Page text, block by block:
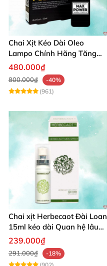
Chai Xịt Kéo Dài Oleo
Lampo Chính Hãng Tăng
Cường Sinh Lý Nam
480.000₫
800.000₫
-40%
(961)
Chai xịt Herbecaot Đài Loan
15ml kéo dài Quan hệ lâu
hiệu quả nhanh
239.000₫
291.000₫
-18%
(902)